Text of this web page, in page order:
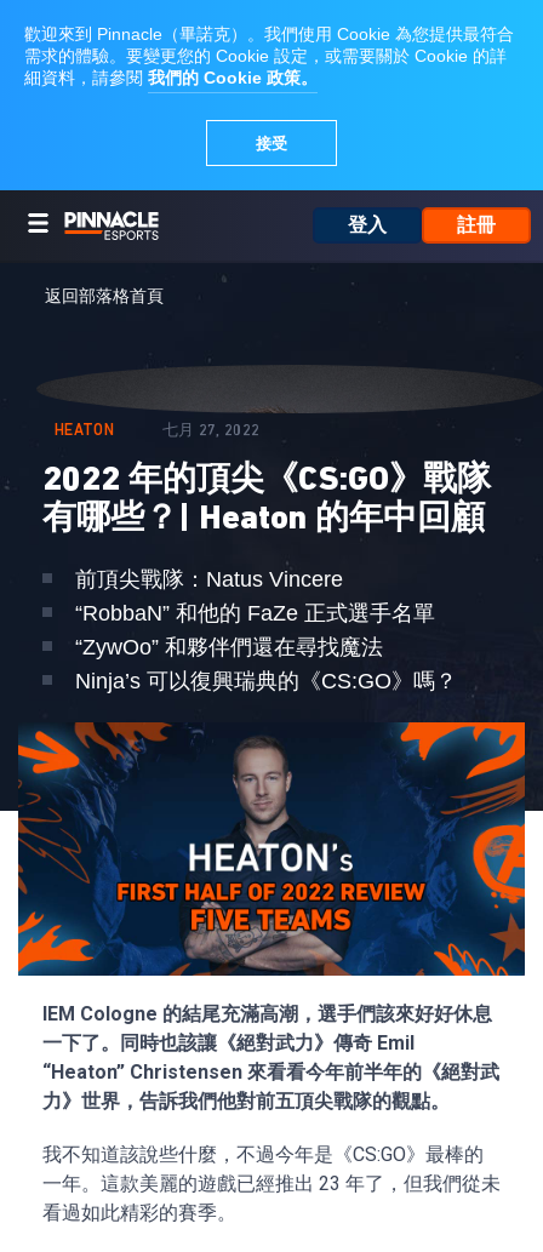
登入 註冊
返回部落格首頁
HEATON 七月 27, 2022
2022 年的頂尖《CS:GO》戰隊
有哪些？| Heaton 的年中回顧
前頂尖戰隊：Natus Vincere
“RobbaN” 和他的 FaZe 正式選手名單
“ZywOo” 和夥伴們還在尋找魔法
Ninja’s 可以復興瑞典的《CS:GO》嗎？
IEM Cologne 的結尾充滿高潮，選手們該來好好休息
一下了。同時也該讓《絕對武力》傳奇 Emil
“Heaton” Christensen 來看看今年前半年的《絕對武
力》世界，告訴我們他對前五頂尖戰隊的觀點。
我不知道該說些什麼，不過今年是《CS:GO》最棒的
一年。這款美麗的遊戲已經推出 23 年了，但我們從未
看過如此精彩的賽季。